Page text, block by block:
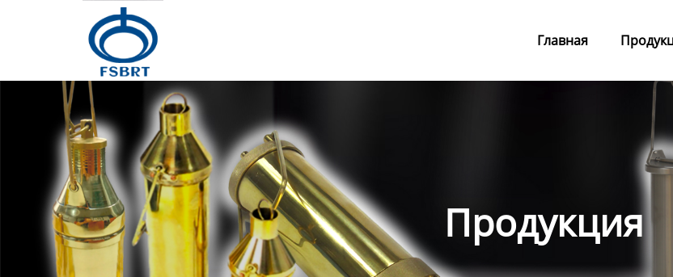
Главная
Новости
Контакты
Продукция